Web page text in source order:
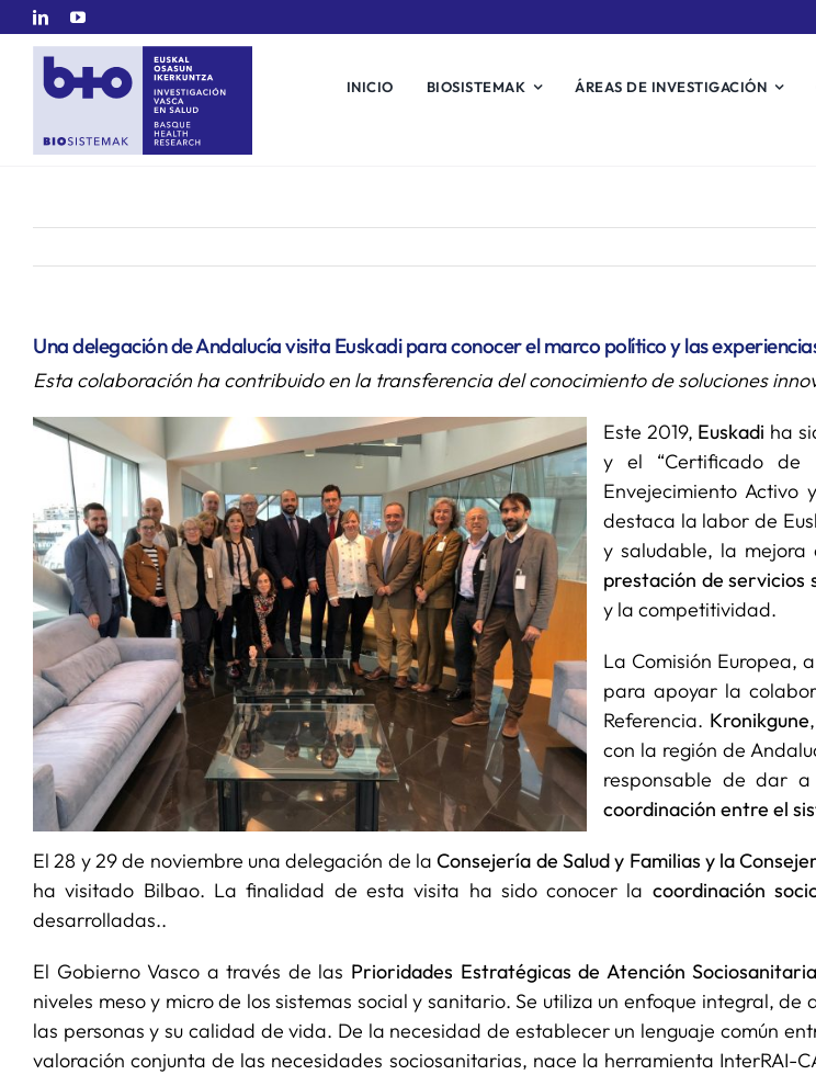
Saltar
contenido
INICIO BIOSISTEMAK ÁREAS DE INVESTIGACIÓN
Una delegación de Andalucía visita Euskadi para conocer el marco político y las
Esta colaboración ha contribuido en la transferencia del conocimiento de soluciones
Este 2019, Euskadi ha
y el “Certificado de
Envejecimiento Activo
destaca la labor de
y saludable, la
prestación de servicios
y la competitividad.
La Comisión Europea,
para apoyar la
Referencia. Kronikgune
con la región de
responsable de dar
coordinación entre el
El 28 y 29 de noviembre una delegación de la Consejería de Salud y Familias y la
ha visitado Bilbao. La finalidad de esta visita ha sido conocer la coordinación
desarrolladas..
El Gobierno Vasco a través de las Prioridades Estratégicas de Atención
niveles meso y micro de los sistemas social y sanitario. Se utiliza un enfoque integral,
las personas y su calidad de vida. De la necesidad de establecer un lenguaje común
valoración conjunta de las necesidades sociosanitarias, nace la herramienta InterRAI-